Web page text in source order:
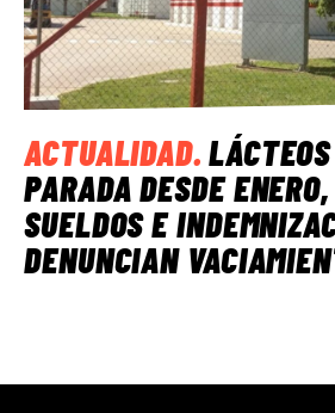
ACTUALIDAD.
PARADA DESDE
SUELDOS E
DENUNCIAN